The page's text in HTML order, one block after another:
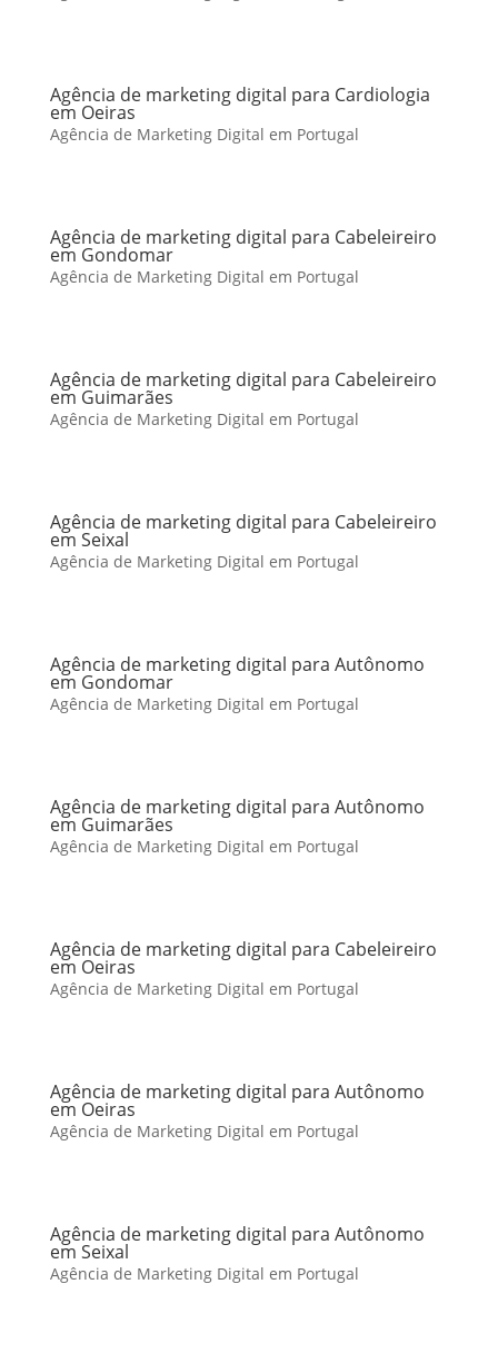
Agência de marketing digital para Cardiologia
em Oeiras
Agência de Marketing Digital em Portugal
Agência de marketing digital para Cabeleireiro
em Gondomar
Agência de Marketing Digital em Portugal
Agência de marketing digital para Cabeleireiro
em Guimarães
Agência de Marketing Digital em Portugal
Agência de marketing digital para Cabeleireiro
em Seixal
Agência de Marketing Digital em Portugal
Agência de marketing digital para Autônomo
em Gondomar
Agência de Marketing Digital em Portugal
Agência de marketing digital para Autônomo
em Guimarães
Agência de Marketing Digital em Portugal
Agência de marketing digital para Cabeleireiro
em Oeiras
Agência de Marketing Digital em Portugal
Agência de marketing digital para Autônomo
em Oeiras
Agência de Marketing Digital em Portugal
Agência de marketing digital para Autônomo
em Seixal
Agência de Marketing Digital em Portugal